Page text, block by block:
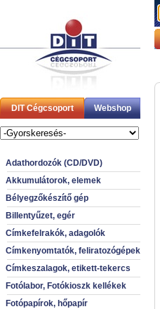
DIT Cégcsoport Webshop
Adathordozók (CD/DVD)
Akkumulátorok, elemek
Bélyegzőkészítő gép
Billentyűzet, egér
Címkefelrakók, adagolók
Címkenyomtatók, feliratozógépek
Címkeszalagok, etikett-tekercs
Fotólabor, Fotókioszk kellékek
Fotópapírok, hőpapír